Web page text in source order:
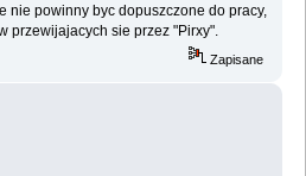
nie powinny byc dopuszczone do pracy,
przewijajacych sie przez "Pirxy".
Zapisane